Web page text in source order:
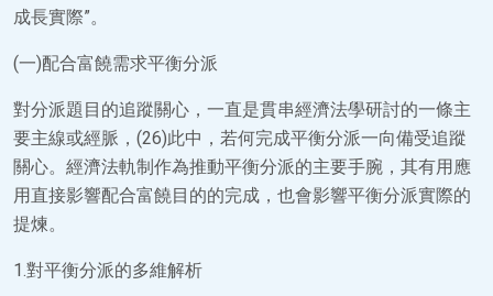
成長實際”。
(一)配合富饒需求平衡分派
對分派題目的追蹤關心，一直是貫串經濟法學研討的一條主
要主線或經脈，(26)此中，若何完成平衡分派一向備受追蹤
關心。經濟法軌制作為推動平衡分派的主要手腕，其有用應
用直接影響配合富饒目的的完成，也會影響平衡分派實際的
提煉。
1.對平衡分派的多維解析